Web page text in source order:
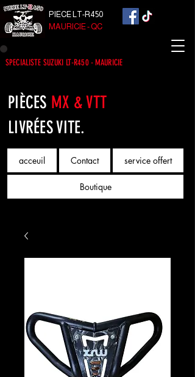
acceuil Contact service offert
Boutique
PIECE LT-R450
MAURICIE - QC
SPECIALISTE SUZUKI LT-R450 - MAURICIE
PIÈCES MX & VTT
LIVRÉES VITE.